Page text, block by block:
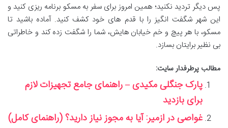
پس دیگر تردید نکنید؛ همین امروز برای سفر به مسکو برنامه ریزی کنید و
این شهر شگفت انگیز را با قدم های خود کشف کنید. آماده باشید تا
مسکو، با هر پیچ و خم خیابان هایش، شما را شگفت زده کند و خاطراتی
بی نظیر برایتان بسازد.
مطالب پرطرفدار سایت:
پارک جنگلی مکیدی – راهنمای جامع تجهیزات لازم
برای بازدید
غواصی در ازمیر: آیا به مجوز نیاز دارید؟ (راهنمای کامل)